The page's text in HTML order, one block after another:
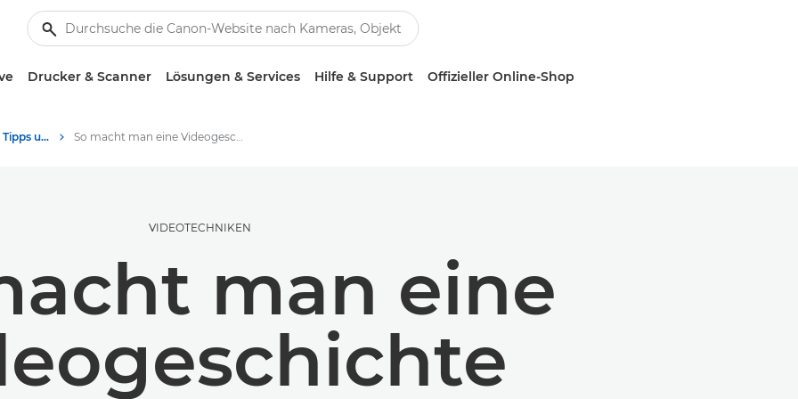
Drucker & Scanner Lösungen & Services Hilfe & Support Offizieller Online-Shop
Fotografie und Druck: Tipps und Techniken So macht man eine Videogeschichte
VIDEOTECHNIKEN
man eine